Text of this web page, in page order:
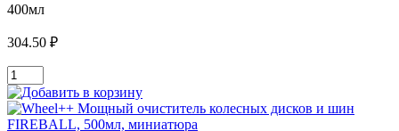
400мл
304.50 ₽